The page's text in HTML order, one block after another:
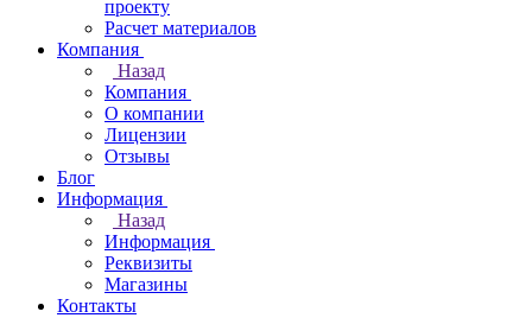
проекту
Расчет материалов
Компания
Назад
Компания
О компании
Лицензии
Отзывы
Блог
Информация
Назад
Информация
Реквизиты
Магазины
Контакты